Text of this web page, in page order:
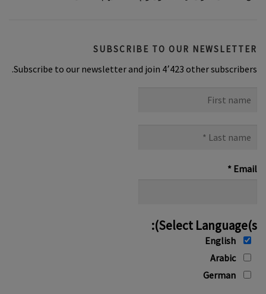
SUBSCRIBE TO OUR NEWSLETTER
Subscribe to our newsletter and join 4٬423 other subscribers.
name
name
Email
*
Select Language(s):
Arabic